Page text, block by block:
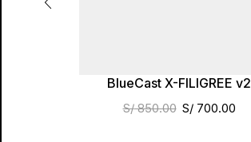
BlueCast X-FILIGREE v2
S/850.00 S/700.00